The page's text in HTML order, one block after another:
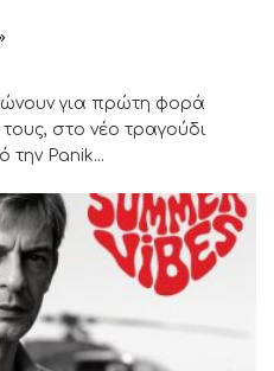
για πρώτη φορά
στο νέο τραγούδι
την Panik...